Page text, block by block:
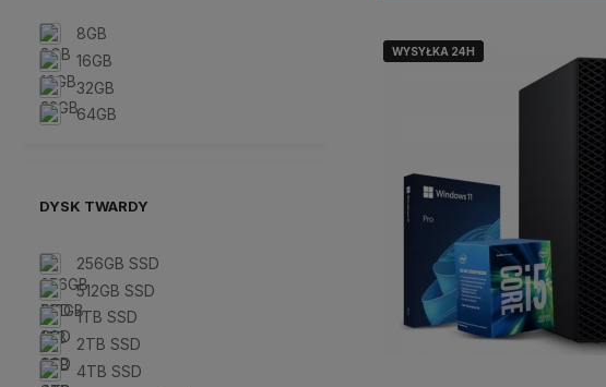
8GB
16GB
32GB
64GB
DYSK TWARDY
256GB SSD
512GB SSD
1TB SSD
2TB SSD
4TB SSD
WYSYŁKA 24H
WYSYŁKA 24H